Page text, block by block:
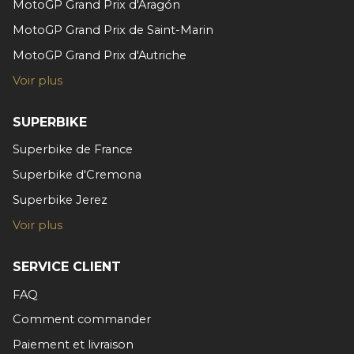
notre site avec nos partenaires de médias sociaux, de
publicité et d'analyse, qui peuvent combiner celles-ci
avec d'autres informations que vous leur avez fournies
MotoGP Grand Prix d'Aragón
MotoGP Grand Prix de Saint-Marin
MotoGP Grand Prix d'Autriche
Voir plus
SUPERBIKE
Superbike de France
Superbike d'Cremona
Superbike Jerez
Voir plus
SERVICE CLIENT
FAQ
Comment commander
Paiement et livraison